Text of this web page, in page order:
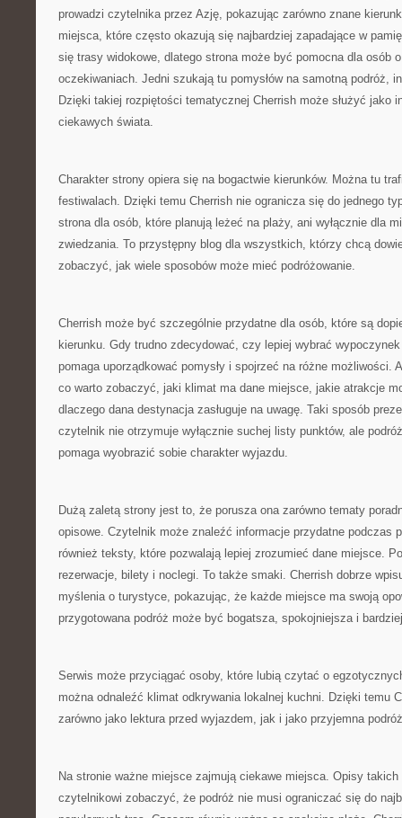
prowadzi czytelnika przez Azję, pokazując zarówno znane
miejsca, które często okazują się najbardziej zapadające w
się trasy widokowe, dlatego strona może być pomocna dla osób
oczekiwaniach. Jedni szukają tu pomysłów na samotną podróż,
Dzięki takiej rozpiętości tematycznej Cherrish może służyć jako
ciekawych świata.
Charakter strony opiera się na bogactwie kierunków. Można tu
festiwalach. Dzięki temu Cherrish nie ogranicza się do jednego
strona dla osób, które planują leżeć na plaży, ani wyłącznie dla
zwiedzania. To przystępny blog dla wszystkich, którzy chcą
zobaczyć, jak wiele sposobów może mieć podróżowanie.
Cherrish może być szczególnie przydatne dla osób, które są
kierunku. Gdy trudno zdecydować, czy lepiej wybrać
pomaga uporządkować pomysły i spojrzeć na różne możliwości.
co warto zobaczyć, jaki klimat ma dane miejsce, jakie atrakcje
dlaczego dana destynacja zasługuje na uwagę. Taki sposób
czytelnik nie otrzymuje wyłącznie suchej listy punktów, ale
pomaga wyobrazić sobie charakter wyjazdu.
Dużą zaletą strony jest to, że porusza ona zarówno tematy
opisowe. Czytelnik może znaleźć informacje przydatne podczas
również teksty, które pozwalają lepiej zrozumieć dane miejsce.
rezerwacje, bilety i noclegi. To także smaki. Cherrish dobrze
myślenia o turystyce, pokazując, że każde miejsce ma swoją
przygotowana podróż może być bogatsza, spokojniejsza i
Serwis może przyciągać osoby, które lubią czytać o
można odnaleźć klimat odkrywania lokalnej kuchni. Dzięki temu
zarówno jako lektura przed wyjazdem, jak i jako przyjemna
Na stronie ważne miejsce zajmują ciekawe miejsca. Opisy
czytelnikowi zobaczyć, że podróż nie musi ograniczać się do